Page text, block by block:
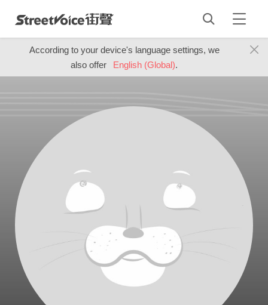
According to your device's language settings, we
also offer
English (Global).